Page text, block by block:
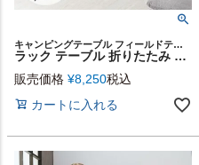
キャンピングテーブル フィールドテーブル グランピング スリム ディスプレイ 収納棚 折り畳み 折り畳みテーブル 折り畳みラック フォールディングテーブル フォールディングラック
ラック テーブル 折りたたみ 約 W 57cm D 56cm H 7cm キャンプ アウトドア BBQ 折りたたみテーブル 折りたたみラック 3段 フィールドラック キャンピングラック キャンプラック キャンプテーブル アウトドアテーブル おしゃれ 北欧 雑貨 家具 インテリア 西海岸 [94815]
販売価格 ¥8,250税込
カートに入れる